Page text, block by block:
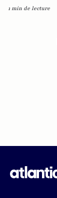
1 min de lecture